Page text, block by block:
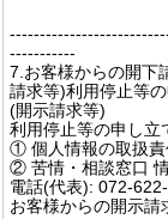
-----------
7.お客様からの開下
請求等)利用停止等
(開示請求等)
利用停止等の申し立
① 個人情報の取扱
② 苦情・相談窓口
電話(代表): 072-
お客様からの開示請